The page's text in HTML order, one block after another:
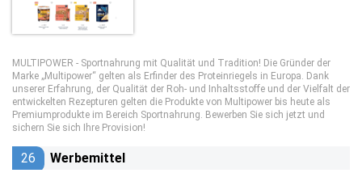
MULTIPOWER - Sportnahrung mit Qualität und Tradition! Die Gründer der
Marke „Multipower“ gelten als Erfinder des Proteinriegels in Europa. Dank
unserer Erfahrung, der Qualität der Roh- und Inhaltsstoffe und der Vielfalt der
entwickelten Rezepturen gelten die Produkte von Multipower bis heute als
Premiumprodukte im Bereich Sportnahrung. Bewerben Sie sich jetzt und
sichern Sie sich Ihre Provision!
26 Werbemittel